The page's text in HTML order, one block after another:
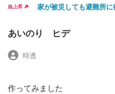
急上昇 家が被災しても避難所
あいのり ヒデ
時透
作ってみました